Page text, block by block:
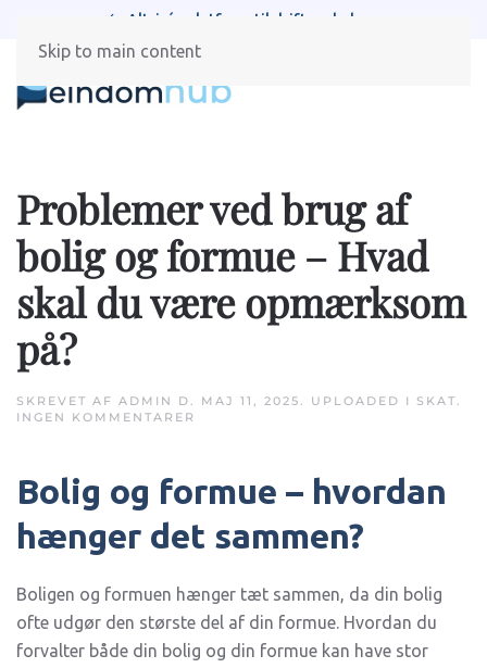
Skip to main content
Spar tid med automatiserede processer
Problemer ved brug af
bolig og formue – Hvad
skal du være opmærksom
på?
SKREVET AF ADMIN D. MAJ 11, 2025. UPLOADED I SKAT.
INGEN KOMMENTARER
BOLIG
FORMUE
–
DU
VÆRE
OPMÆRKSOM
PÅ?
Bolig og formue – hvordan
hænger det sammen?
Boligen og formuen hænger tæt sammen, da din bolig
ofte udgør den største del af din formue. Hvordan du
forvalter både din bolig og din formue kan have stor